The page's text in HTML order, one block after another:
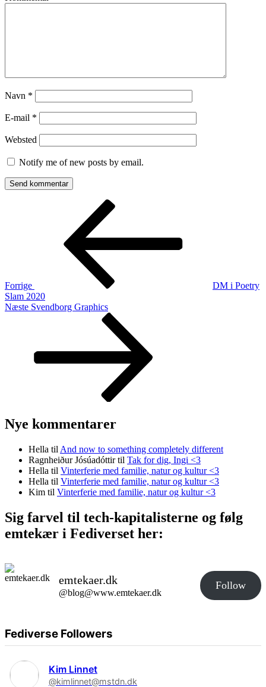
Navn *
E-mail *
Websted
Notify me of new posts by email.
Indlægsnavigation
Forrige
DM i Poetry
Slam 2020
Næste
Næste Svendborg Graphics
Nye kommentarer
Hella til And now to something completely different
Ragnheiður Jósúadóttirtil Tak for dig, Ingi <3
Hella til Vinterferie med familie, natur og kultur <3
Hella til Vinterferie med familie, natur og kultur <3
Kim til Vinterferie med familie, natur og kultur <3
Sig farvel til tech-kapitalisterne og følg
emtekær i Fediverset her:
emtekaer.dk
@blog@www.emtekaer.dk
Follow
Fediverse Followers
Kim Linnet
@kimlinnet@mstdn.dk